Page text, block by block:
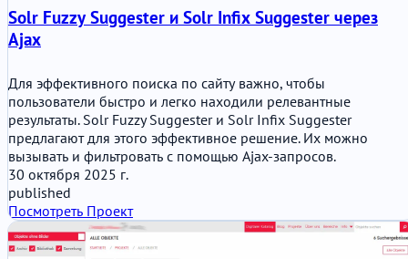
Solr Fuzzy Suggester и Solr Infix Suggester через
Ajax
Для эффективного поиска по сайту важно, чтобы
пользователи быстро и легко находили релевантные
результаты. Solr Fuzzy Suggester и Solr Infix Suggester
предлагают для этого эффективное решение. Их можно
вызывать и фильтровать с помощью Ajax-запросов.
30 октября 2025 г.
published
Посмотреть Проект